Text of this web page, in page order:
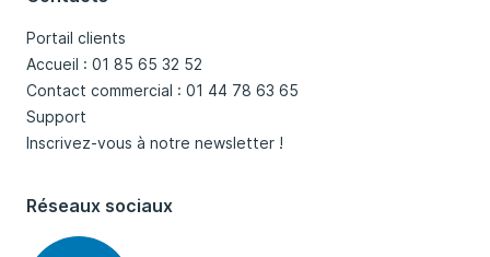
Portail clients
Accueil : 01 85 65 32 52
Contact commercial : 01 44 78 63 65
Support
Inscrivez-vous à notre newsletter !
Réseaux sociaux